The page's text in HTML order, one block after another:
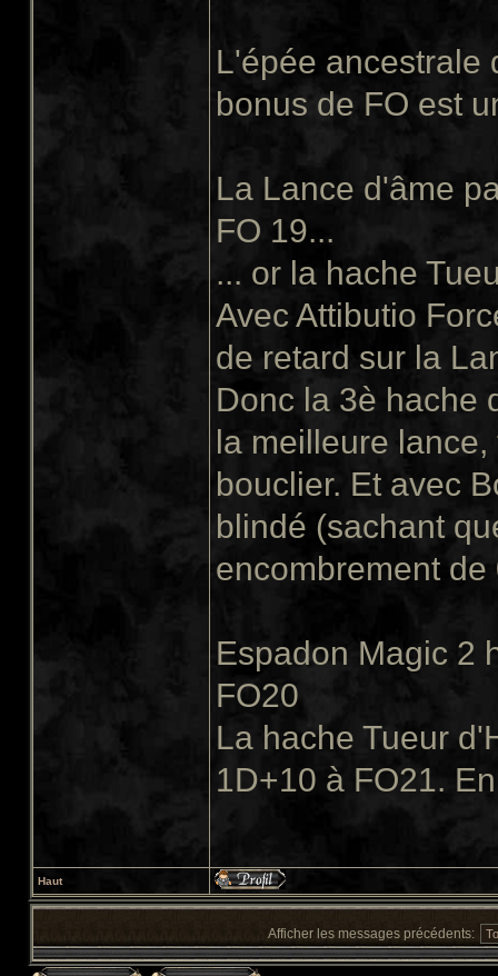
L'épée ancestrale
bonus de FO est
La Lance d'âme
FO 19...
... or la hache
Avec Attibutio
de retard sur la
Donc la 3è hache
la meilleure
bouclier. Et avec
blindé (sachant
encombrement de
Espadon Magic 2
FO20
La hache Tueur
1D+10 à FO21.
Haut
Afficher les messages précédents: